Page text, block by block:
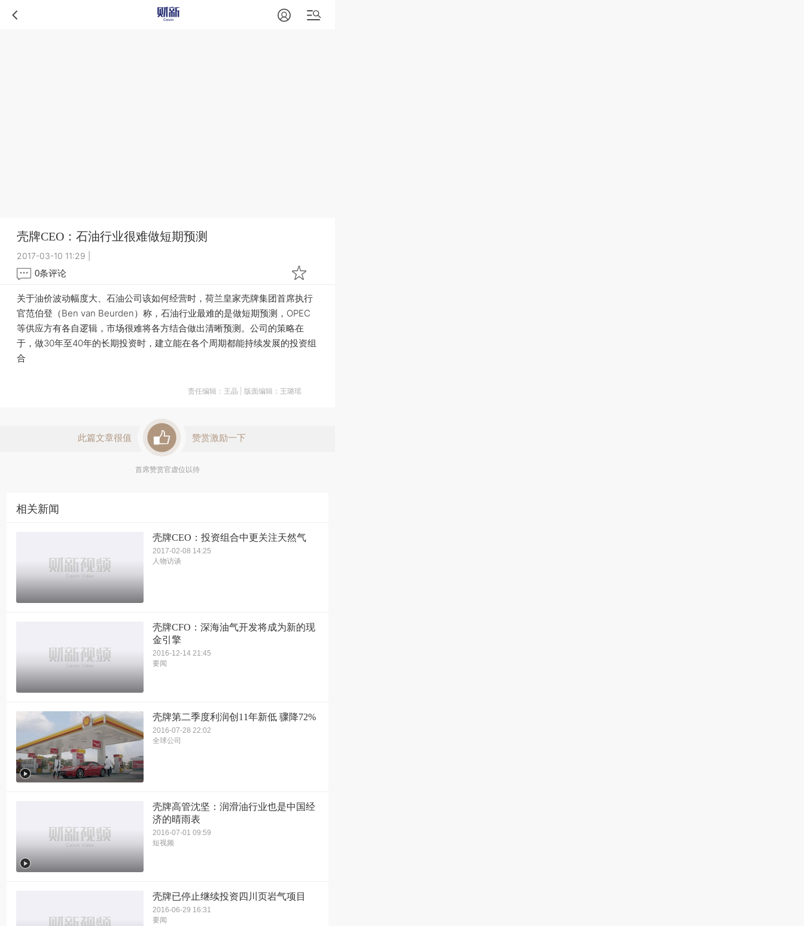
壳牌CEO：石油行业很难做短期预测
2017-03-10 11:29
0条评论
关于油价波动幅度大、石油公司该如何经营时，荷兰皇家壳牌集团首席执行
官范伯登（Ben van Beurden）称，石油行业最难的是做短期预测，OPEC
等供应方有各自逻辑，市场很难将各方结合做出清晰预测。公司的策略在
于，做30年至40年的长期投资时，建立能在各个周期都能持续发展的投资组
合
责任编辑：王晶 | 版面编辑：王璐瑶
此篇文章很值 赞赏激励一下
首席赞赏官虚位以待
相关新闻
壳牌CEO：投资组合中更关注天然气
2017-02-08 14:25
人物访谈
壳牌CFO：深海油气开发将成为新的现
金引擎
2016-12-14 21:45
要闻
壳牌第二季度利润创11年新低 骤降72%
2016-07-28 22:02
全球公司
壳牌高管沈坚：润滑油行业也是中国经
济的晴雨表
2016-07-01 09:59
短视频
壳牌已停止继续投资四川页岩气项目
2016-06-29 16:31
要闻